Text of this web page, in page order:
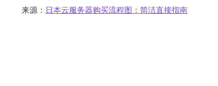
来源： 日本云服务器购买流程图：简洁直接指南